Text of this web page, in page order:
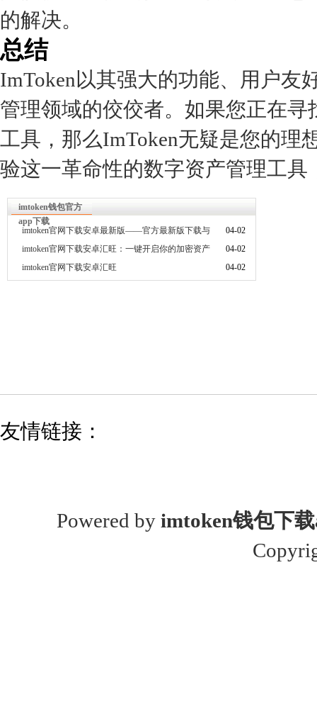
的解决。
总结
ImToken以其强大的功能、用户友
管理领域的佼佼者。如果您正在
工具，那么ImToken无疑是您的理
验这一革命性的数字资产管理工
imtoken钱包官方
app下载
imtoken官网下载安卓最新版——官方最新版下载与
使用全指南
04-02
imtoken官网下载安卓汇旺：一键开启你的加密资产
安全管家
04-02
imtoken官网下载安卓汇旺
04-02
友情链接：
Powered by imtoken钱包下